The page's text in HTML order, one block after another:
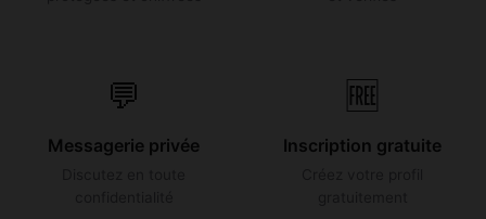
💬
Messagerie privée
🆓
Inscription gratuite